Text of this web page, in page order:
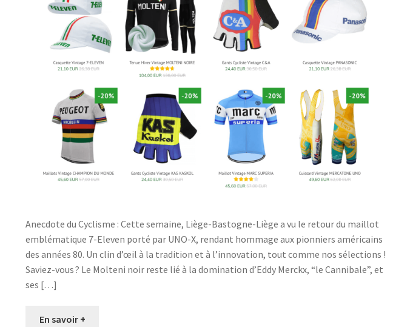
Anecdote du Cyclisme : Cette semaine, Liège-Bastogne-Liège a vu le retour du maillot
emblématique 7-Eleven porté par UNO-X, rendant hommage aux pionniers américains
des années 80. Un clin d’œil à la tradition et à l’innovation, tout comme nos sélections !
Saviez-vous ? Le Molteni noir reste lié à la domination d’Eddy Merckx, “le Cannibale”, et
ses […]
En savoir +